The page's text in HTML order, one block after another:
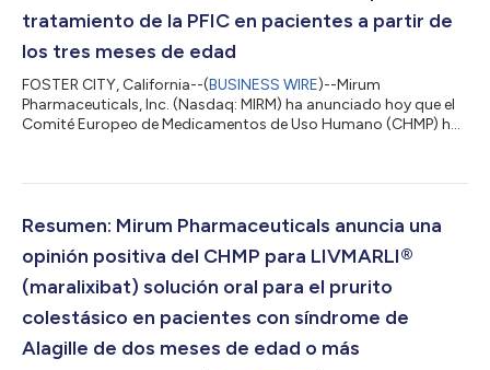
tratamiento de la PFIC en pacientes a partir de
los tres meses de edad
FOSTER CITY, California--(BUSINESS WIRE)--Mirum
Pharmaceuticals, Inc. (Nasdaq: MIRM) ha anunciado hoy que el
Comité Europeo de Medicamentos de Uso Humano (CHMP) ha
Familiar Progresiva (CIFP) en pacientes a partir de los tres meses
y autorizada del mismo. Esta traducción es solamente un
Resumen: Mirum Pharmaceuticals anuncia una
opinión positiva del CHMP para LIVMARLI®
(maralixibat) solución oral para el prurito
colestásico en pacientes con síndrome de
Alagille de dos meses de edad o más